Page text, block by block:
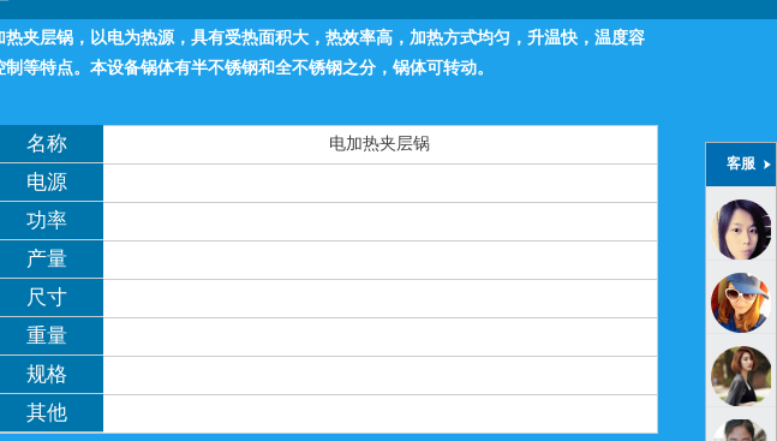
热夹层锅，以电为热源，具有受热面积大，热效率高，加热方式均匀，升温快，温度容
制等特点。本设备锅体有半不锈钢和全不锈钢之分，锅体可转动。
名称 电加热夹层锅
电源
功率
产量
尺寸
重量
规格
其他
客服